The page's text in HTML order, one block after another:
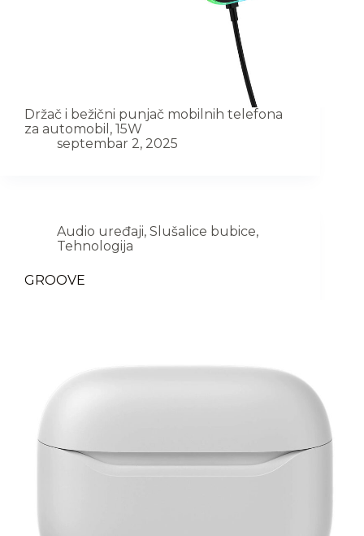
Držač i bežični punjač mobilnih telefona
za automobil, 15W
septembar 2, 2025
Audio uređaji, Slušalice bubice,
Tehnologija
GROOVE